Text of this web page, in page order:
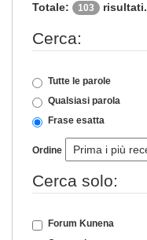
Totale: 103 risultati.
Cerca:
Tutte le parole
Qualsiasi parola
Frase esatta
Ordine
Cerca solo:
Forum Kunena